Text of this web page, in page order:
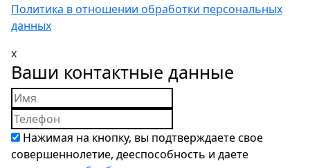
Политика в отношении обработки персональных
данных
x
Ваши контактные данные
Нажимая на кнопку, вы подтверждаете свое
совершеннолетие, дееспособность и даете